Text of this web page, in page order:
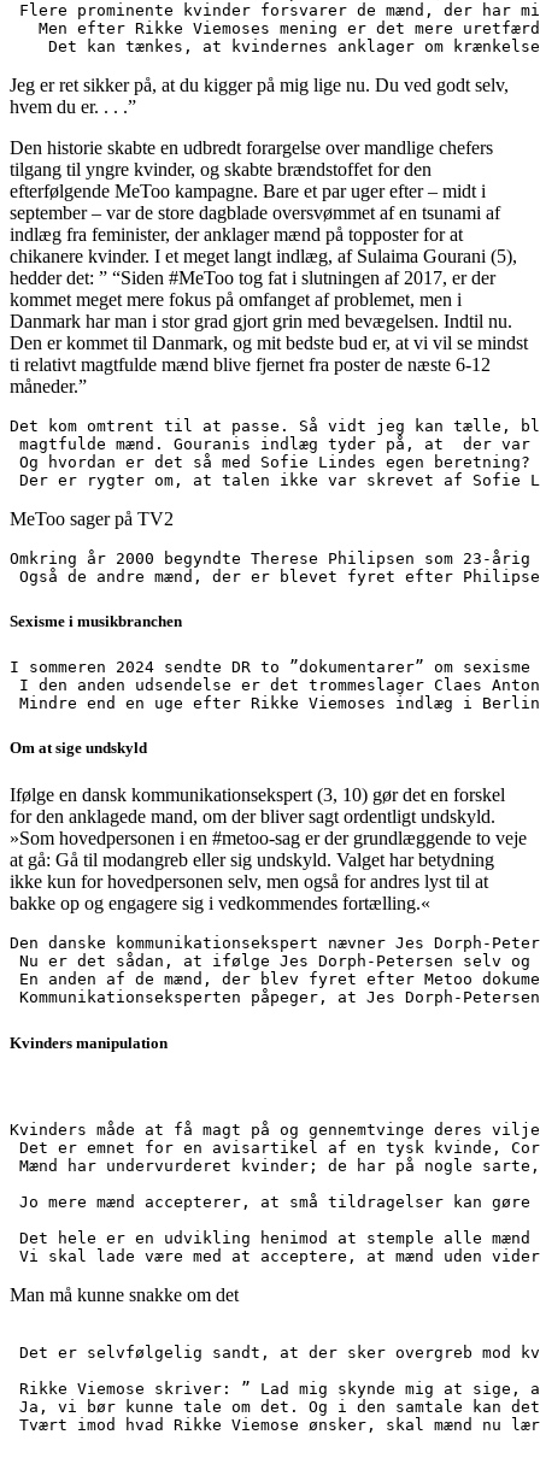
Flere prominente kvinder forsvarer de mænd, der
Men efter Rikke Viemoses mening er det mere
Det kan tænkes, at kvindernes anklager om
Jeg er ret sikker på, at du kigger på mig lige nu. Du ved godt selv,
hvem du er. . . .”
Den historie skabte en udbredt forargelse over mandlige chefers
tilgang til yngre kvinder, og skabte brændstoffet for den
efterfølgende MeToo kampagne. Bare et par uger efter – midt i
september – var de store dagblade oversvømmet af en tsunami af
indlæg fra feminister, der anklager mænd på topposter for at
chikanere kvinder. I et meget langt indlæg, af Sulaima Gourani (5),
hedder det: ” “Siden #MeToo tog fat i slutningen af ​​2017, er der
kommet meget mere fokus på omfanget af problemet, men i
Danmark har man i stor grad gjort grin med bevægelsen. Indtil nu.
Den er kommet til Danmark, og mit bedste bud er, at vi vil se mindst
ti relativt magtfulde mænd blive fjernet fra poster de næste 6-12
måneder.”
Det kom omtrent til at passe. Så vidt jeg kan tælle,
magtfulde mænd. Gouranis indlæg tyder på, at  der
Og hvordan er det så med Sofie Lindes egen
Der er rygter om, at talen ikke var skrevet af Sofie
MeToo sager på TV2
Omkring år 2000 begyndte Therese Philipsen som
Også de andre mænd, der er blevet fyret efter
Sexisme i musikbranchen
I sommeren 2024 sendte DR to ”dokumentarer” om
I den anden udsendelse er det trommeslager Claes
Mindre end en uge efter Rikke Viemoses indlæg i
Om at sige undskyld
Ifølge en dansk kommunikationsekspert (3, 10) gør det en forskel
for den anklagede mand, om der bliver sagt ordentligt undskyld.
»Som hovedpersonen i en #metoo-sag er der grundlæggende to veje
at gå: Gå til modangreb eller sig undskyld. Valget har betydning
ikke kun for hovedpersonen selv, men også for andres lyst til at
bakke op og engagere sig i vedkommendes fortælling.«
Den danske kommunikationsekspert nævner Jes Dorph-
Nu er det sådan, at ifølge Jes Dorph-Petersen selv
En anden af de mænd, der blev fyret efter Metoo
Kommunikationseksperten påpeger, at Jes Dorph-
Kvinders manipulation
Kvinders måde at få magt på og gennemtvinge deres
Det er emnet for en avisartikel af en tysk kvinde,
Mænd har undervurderet kvinder; de har på nogle
Jo mere mænd accepterer, at små tildragelser kan
Det hele er en udvikling henimod at stemple alle
Man må kunne snakke om det
Det er selvfølgelig sandt, at der sker overgreb mod
Rikke Viemose skriver: ” Lad mig skynde mig at
Ja, vi bør kunne tale om det. Og i den samtale kan
Tvært imod hvad Rikke Viemose ønsker, skal mænd